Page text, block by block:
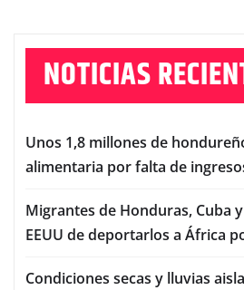
NOTICIAS
Unos 1,8 millones de
alimentaria por falta de
Migrantes de Honduras, Cuba
EEUU de deportarlos a África
Condiciones secas y lluvias